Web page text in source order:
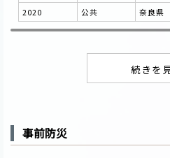
2020
公共 奈良県
事前防災